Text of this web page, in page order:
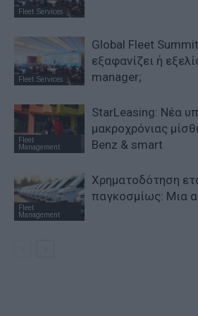
Fleet Services
Fleet Services
Global Fleet
εξαφανίζει ή
manager;
Fleet
Management
StarLeasing: Νέα
μακροχρόνιας
Benz & smart
Fleet
Management
Χρηματοδότηση
παγκοσμίως: Μια